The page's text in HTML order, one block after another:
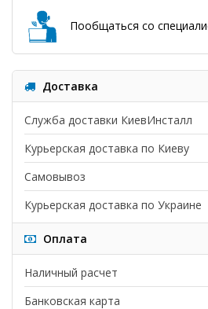
Пообщаться со
Доставка
Служба доставки КиевИнсталл
Курьерская доставка по Киеву
Самовывоз
Курьерская доставка по Украине
Оплата
Наличный расчет
Банковская карта